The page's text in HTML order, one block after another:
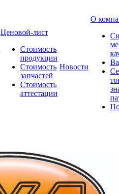
Ценовой-лист
Стоимость
продукции
Стоимость
запчастей
Стоимость
аттестации
Новости
О